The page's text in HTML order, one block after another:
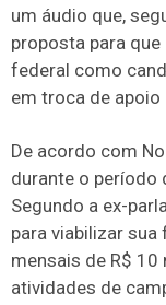
um áudio que,
proposta para
federal como
em troca de
De acordo com
durante o período
Segundo a ex-
para viabilizar sua
mensais de R$
atividades de